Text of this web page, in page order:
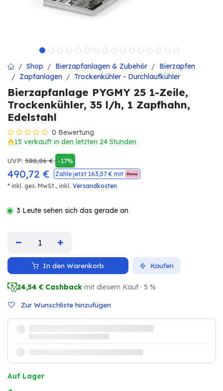
Shop Bierzapfanlagen & Zubehör
Bierzapfen
Zapfanlagen
Trockenkühler - Durchlaufkühler
Bierzapfanlage PYGMY 25 1-Zeile,
Trockenkühler, 35 l/h, 1 Zapfhahn,
Edelstahl
0 Bewertung
15 verkauft in den letzten 24 Stunden
UVP: 588,86€ -17%
490,72 € Zahle jetzt 163,57€ mit
* inkl. ges. MwSt., inkl. Versandkosten
3 Leute sehen sich das gerade an
In den Warenkorb Kaufen
24,54 € Cashback mit diesem Kauf · 5 %
Zur Wunschliste hinzufügen
Auf Lager